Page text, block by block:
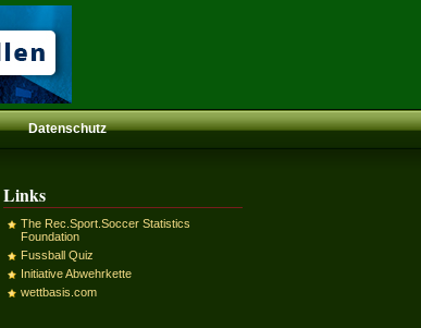
Datenschutz
Links
The Rec.Sport.Soccer Statistics
Foundation
Fussball Quiz
Initiative Abwehrkette
wettbasis.com